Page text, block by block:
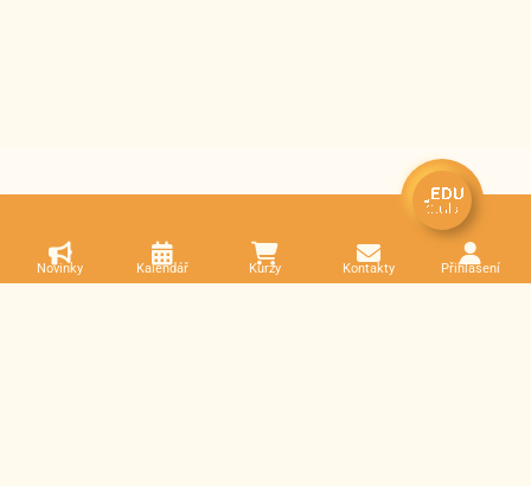
Novinky Kalendář Kurzy Kontakty Přihlášení